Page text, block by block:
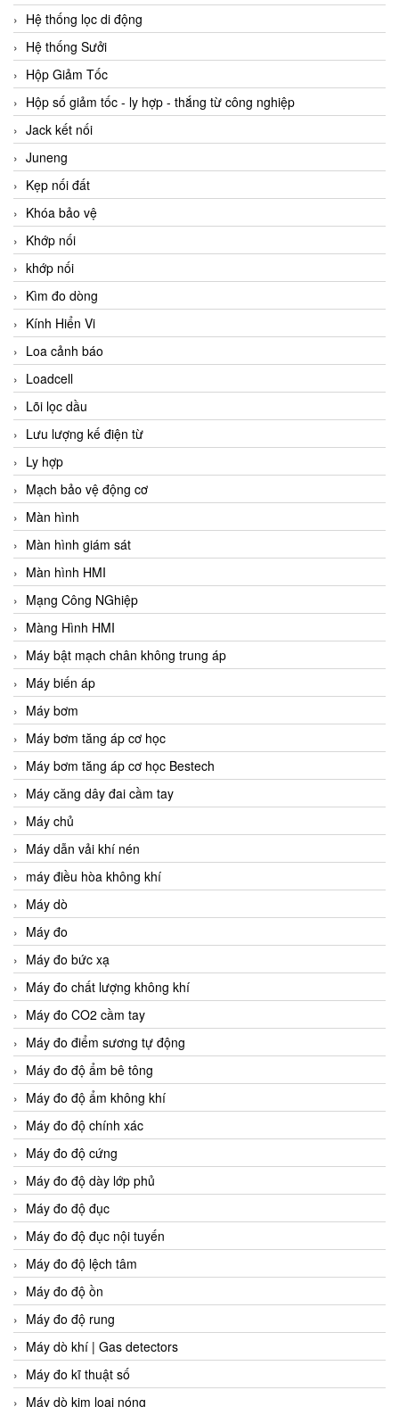
Hệ thống lọc di động
Hệ thống Sưởi
Hộp Giảm Tốc
Hộp số giảm tốc - ly hợp - thắng từ công nghiệp
Jack kết nối
Juneng
Kẹp nối đất
Khóa bảo vệ
Khớp nối
khớp nối
Kìm đo dòng
Kính Hiển Vi
Loa cảnh báo
Loadcell
Lõi lọc dầu
Lưu lượng kế điện từ
Ly hợp
Mạch bảo vệ động cơ
Màn hình
Màn hình giám sát
Màn hình HMI
Mạng Công NGhiệp
Màng Hình HMI
Máy bật mạch chân không trung áp
Máy biến áp
Máy bơm
Máy bơm tăng áp cơ học
Máy bơm tăng áp cơ học Bestech
Máy căng dây đai cầm tay
Máy chủ
Máy dẫn vải khí nén
máy điều hòa không khí
Máy dò
Máy đo
Máy đo bức xạ
Máy đo chất lượng không khí
Máy đo CO2 cầm tay
Máy đo điểm sương tự động
Máy đo độ ẩm bê tông
Máy đo độ ẩm không khí
Máy đo độ chính xác
Máy đo độ cứng
Máy đo độ dày lớp phủ
Máy đo độ đục
Máy đo độ đục nội tuyến
Máy đo độ lệch tâm
Máy đo độ ồn
Máy đo độ rung
Máy dò khí | Gas detectors
Máy đo kĩ thuật số
Máy dò kim loại nóng